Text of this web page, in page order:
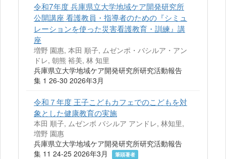
令和7年度 兵庫県立大学地域ケア開発研究所
公開講座 看護教員・指導者のための『シミュ
レーションを使った災害看護教育・訓練』講
座
増野 園惠, 本田 順子, ムゼンポ・バシルア・アン
ドレ, 朝熊 裕美, 林 知里
兵庫県立大学地域ケア開発研究所研究活動報告
集 1 26-30 2026年3月
令和７年度 王子こどもカフェでのこどもを対
象とした健康教育の実施
本田 順子, ムゼンボ バシルア アンドレ, 林知里,
増野 園惠
兵庫県立大学地域ケア開発研究所研究活動報告
集 11 24-25 2026年3月
筆頭著者